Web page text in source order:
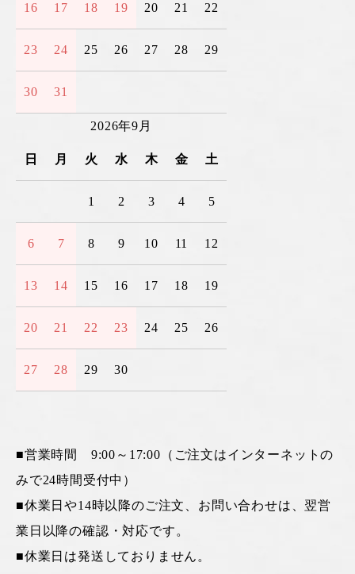
16 17 18 19 20 21 22
23 24 25 26 27 28 29
30 31
2026年9月
日 月 火 水 木 金 土
1 2 3 4 5
6 7 8 9 10 11 12
13 14 15 16 17 18 19
20 21 22 23 24 25 26
27 28 29 30
■営業時間 9:00～17:00（ご注文はインターネットの
みで24時間受付中）
■休業日や14時以降のご注文、お問い合わせは、翌営
業日以降の確認・対応です。
■休業日は発送しておりません。